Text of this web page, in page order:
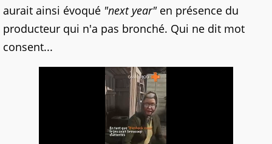
aurait ainsi évoqué "next year"en présence du
producteur qui n'a pas bronché. Qui ne dit mot
consent...